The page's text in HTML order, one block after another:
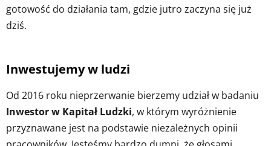
gotowość do działania tam, gdzie jutro zaczyna się już
dziś.
Inwestujemy w ludzi
Od 2016 roku nieprzerwanie bierzemy udział w badaniu
Inwestor w Kapitał Ludzki, w którym wyróżnienie
przyznawane jest na podstawie niezależnych opinii